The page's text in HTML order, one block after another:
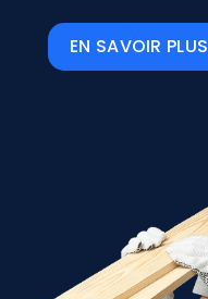
EN SAVOIR PLUS